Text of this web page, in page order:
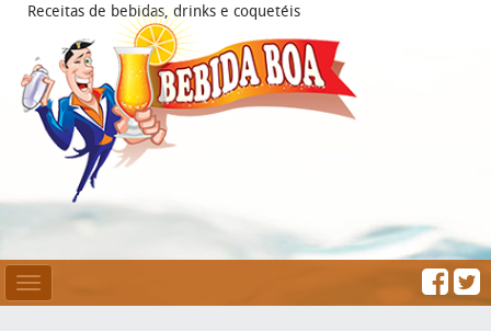
Receitas de bebidas, drinks e coquetéis
Mesclar
Navegação